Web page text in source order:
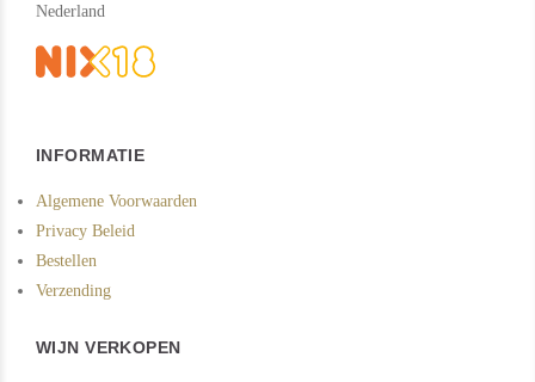
Nederland
INFORMATIE
Algemene Voorwaarden
Privacy Beleid
Bestellen
Verzending
WIJN VERKOPEN